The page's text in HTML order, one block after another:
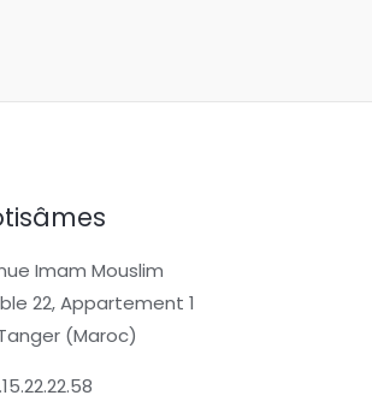
Imam Mouslim
22, Appartement 1
(Maroc)